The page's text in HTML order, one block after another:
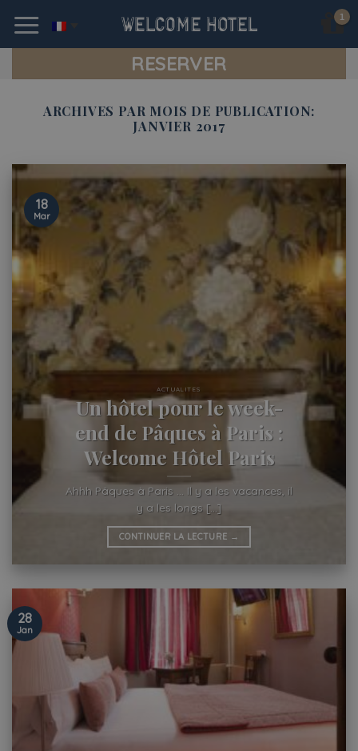
content
RESERVER
ARCHIVES PAR MOIS DE PUBLICATION:
JANVIER 2017
ACTUALITES
Un hôtel pour le week-
end de Pâques à Paris :
Welcome Hôtel Paris
Ahhh Pâques à Paris … Il y a les vacances, il
y a les longs [...]
CONTINUER LA LECTURE →
18
Mar
28
Jan